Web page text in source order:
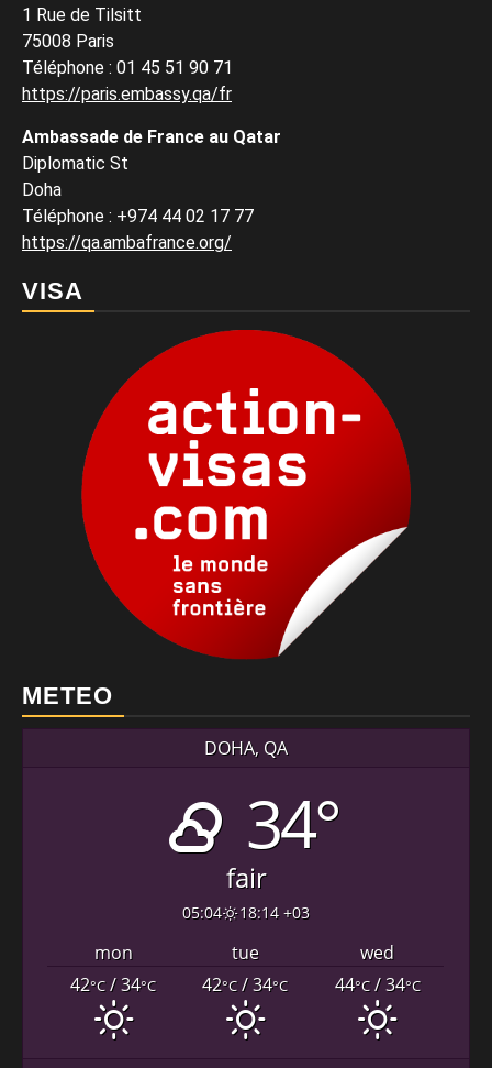
1 Rue de Tilsitt
75008 Paris
Téléphone : 01 45 51 90 71
https://paris.embassy.qa/fr
Ambassade de France au Qatar
Diplomatic St
Doha
Téléphone : +974 44 02 17 77
https://qa.ambafrance.org/
VISA
METEO
DOHA, QA
34°
fair
05:04 18:14 +03
mon tue
wed
42°C/ 34°C 42°C/ 34°C 44°C/ 34°C